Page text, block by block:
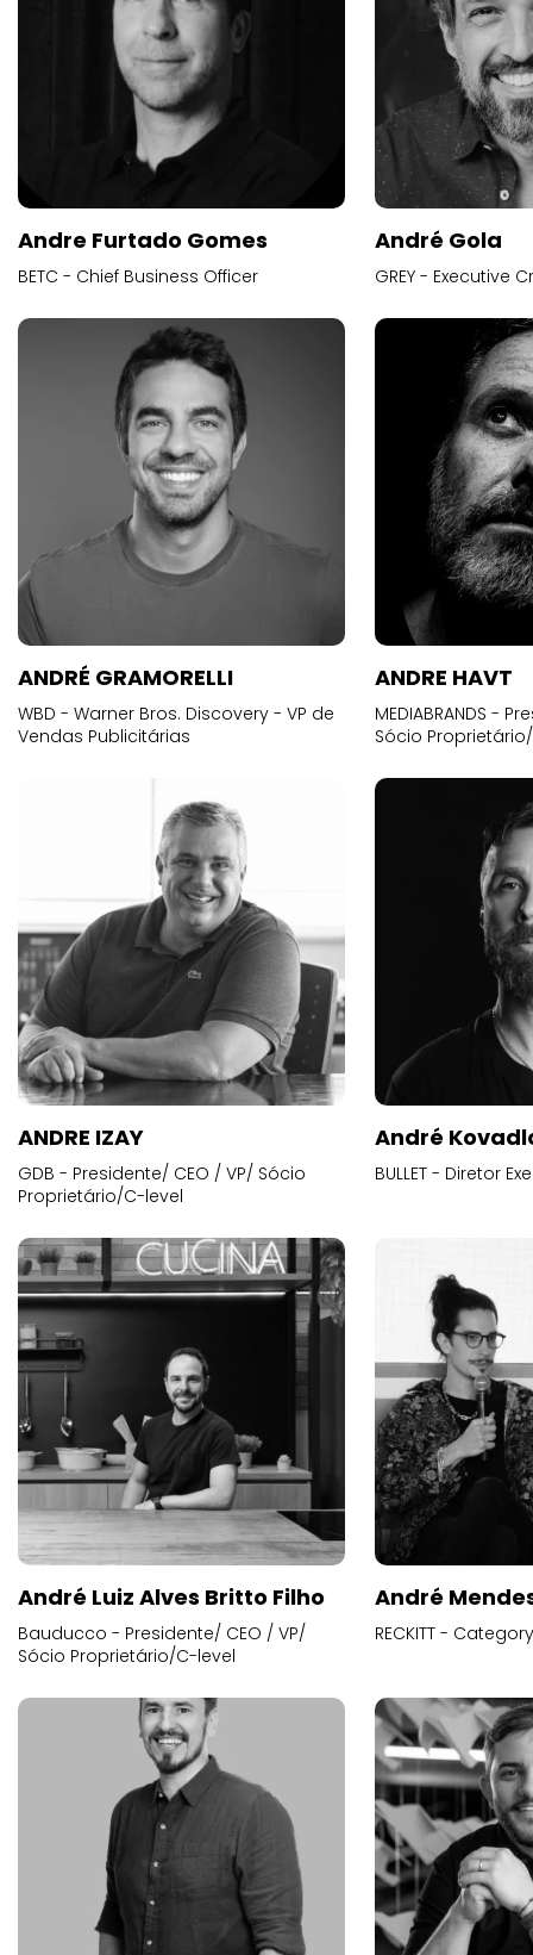
Andre Furtado Gomes
BETC - Chief Business Officer
André Gola
GREY - Executive
ANDRÉ GRAMORELLI
WBD - Warner Bros. Discovery - VP de
Vendas Publicitárias
ANDRE HAVT
MEDIABRANDS -
Sócio
ANDRE IZAY
GDB - Presidente/ CEO / VP/ Sócio
Proprietário/C-level
André
BULLET - Diretor
André Luiz Alves Britto Filho
Bauducco - Presidente/ CEO / VP/
Sócio Proprietário/C-level
André
RECKITT -